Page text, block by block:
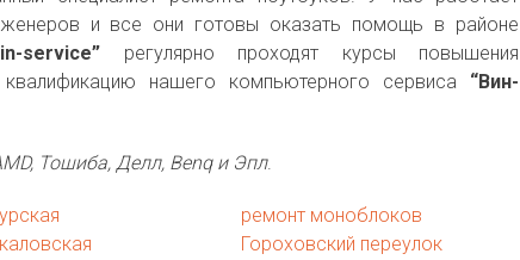
и все они готовы оказать помощь в районе
service” регулярно проходят курсы повышения
нашего компьютерного сервиса “Вин-
Тошиба, Делл, Benq и Эпл.
ремонт моноблоков
Гороховский переулок